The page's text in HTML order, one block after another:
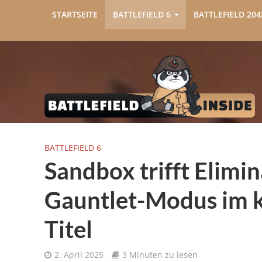
STARTSEITE BATTLEFIELD 6 BATTLEFIELD
BATTLEFIELD 6
Sandbox trifft
Gauntlet-Modus im
Titel
2. April 2025 3 Minuten zu lesen